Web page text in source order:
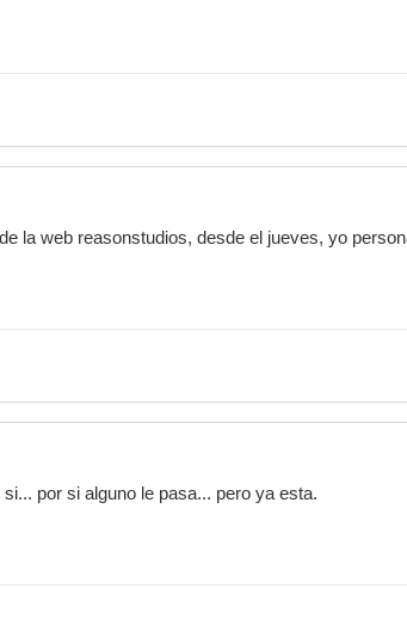
la web reasonstudios, desde el jueves, yo
por si alguno le pasa... pero ya esta.